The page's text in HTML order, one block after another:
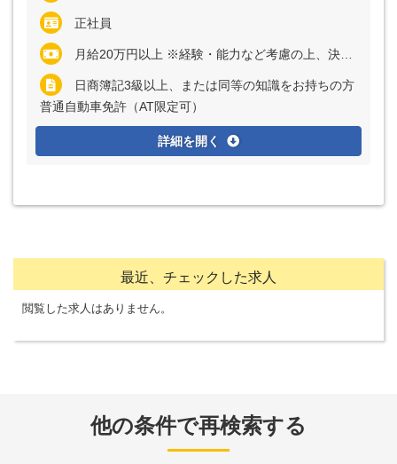
正社員
月給20万円以上 ※経験・能力など考慮の上、決定いたします ※残業代は全額支給
日商簿記3級以上、または同等の知識をお持ちの方
普通自動車免許（AT限定可）
詳細を開く
最近、チェックした求人
閲覧した求人はありません。
他の条件で再検索する